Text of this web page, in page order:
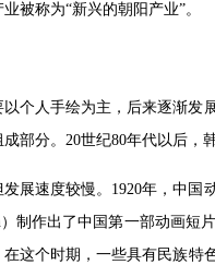
被称为“新兴的朝阳产业”。
个人手绘为主，后来逐渐
部分。20世纪80年代以后
展速度较慢。1920年，中
制作出了中国第一部动画
这个时期，一些具有民族